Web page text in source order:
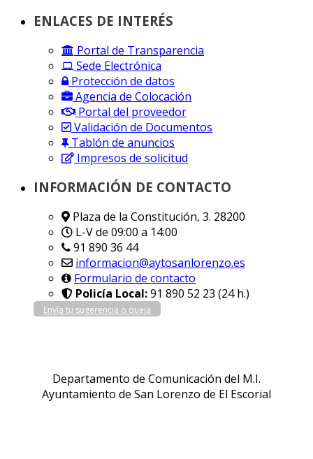
ENLACES DE INTERÉS
Portal de Transparencia
Sede Electrónica
Protección de datos
Agencia de Colocación
Portal del proveedor
Validación de Documentos
Tablón de anuncios
Impresos de solicitud
INFORMACIÓN DE CONTACTO
Plaza de la Constitución, 3. 28200
L-V de 09:00 a 14:00
91 890 36 44
informacion@aytosanlorenzo.es
Formulario de contacto
Policía Local:91 890 52 23 (24 h.)
Envía tu sugerencia o queja
Departamento de Comunicación del M.I.
Ayuntamiento de San Lorenzo de El Escorial